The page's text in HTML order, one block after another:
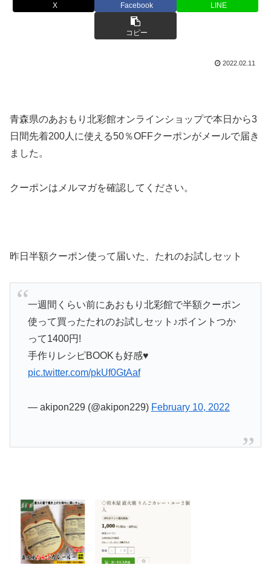
X Facebook LINE
コピー
2022.02.11
青森県のあおもり北彩館オンラインショップで本日から3
日間先着200人に使える50％OFFクーポンがメールで届き
ました。
クーポンはメルマガを確認してください。
昨日半額クーポン使って届いた、たれのお試しセット
一週間くらい前にあおもり北彩館で半額クーポン
使って買ったたれのお試しセット♪ポイントつか
って1400円!
手作りレシピBOOKも好感♥
pic.twitter.com/pkUf0GtAaf
— akipon229 (@akipon229) February 10, 2022